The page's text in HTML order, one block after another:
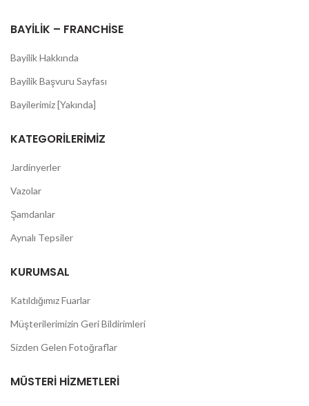
BAYILIK – FRANCHISE
Bayilik Hakkında
Bayilik Başvuru Sayfası
Bayilerimiz [Yakında]
KATEGORILERIMIZ
Jardinyerler
Vazolar
Şamdanlar
Aynalı Tepsiler
KURUMSAL
Katıldığımız Fuarlar
Müşterilerimizin Geri Bildirimleri
Sizden Gelen Fotoğraflar
MÜSTERI HIZMETLERI